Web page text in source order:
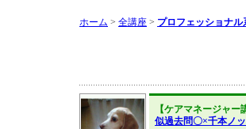
ホーム > 全講座 > プロフェッショナ
【ケアマネージャー
似過去問〇×千本ノ